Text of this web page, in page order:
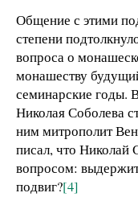
Общение с этими
степени
вопроса о
монашеству
семинарские годы.
Николая Соболева
ним митрополит
писал, что Николай
вопросом:
подвиг?[4]